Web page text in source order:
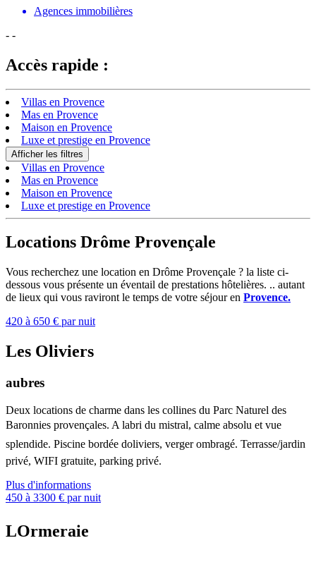
Agences immobilières
- -
Accès rapide :
Villas en Provence
Mas en Provence
Maison en Provence
Luxe et prestige en Provence
Afficher les filtres
Villas en Provence
Mas en Provence
Maison en Provence
Luxe et prestige en Provence
Locations Drôme Provençale
Vous recherchez une location en Drôme Provençale ? la liste ci-
dessous vous présente un éventail de prestations hôtelières. .. autant
de lieux qui vous raviront le temps de votre séjour en Provence.
420 à 650 € par nuit
Les Oliviers
aubres
Deux locations de charme dans les collines du Parc Naturel des
Baronnies provençales. A labri du mistral, calme absolu et vue
splendide. Piscine bordée doliviers, verger ombragé. Terrasse/jardin
privé, WIFI gratuite, parking privé.
Plus d'informations
450 à 3300 € par nuit
LOrmeraie